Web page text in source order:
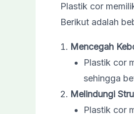
Plastik cor
Berikut adalah
Mencegah
Plastik cor
sehingga
Melindungi
Plastik cor